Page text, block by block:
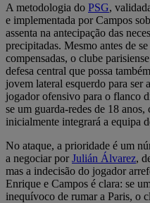
A metodologia do PSG,
e implementada por Campos
assenta na antecipação das
precipitadas. Mesmo antes de
compensadas, o clube
defesa central que possa
jovem lateral esquerdo para ser
jogador ofensivo para o flanco
se um guarda-redes de 18
inicialmente integrará a equipa
No ataque, a prioridade é um
a negociar porJulián Álvarez,
mas a indecisão do jogador
Enrique e Campos é clara: se
inequívoco de rumar a Paris, o